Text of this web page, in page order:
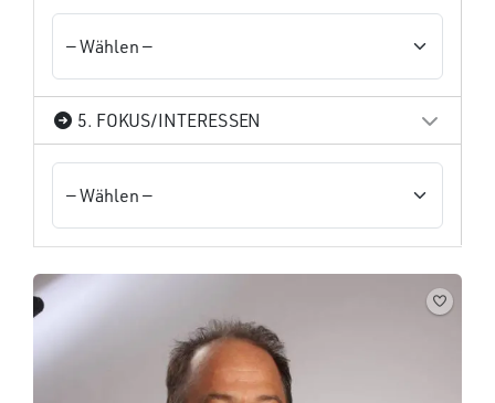
5. FOKUS/INTERESSEN